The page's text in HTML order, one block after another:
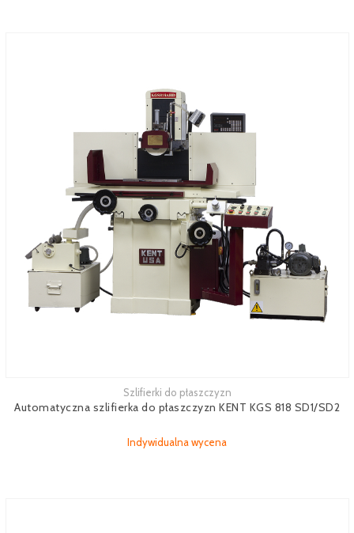
Szlifierki do płaszczyzn
Automatyczna szlifierka do płaszczyzn KENT KGS 818 SD1/SD2
Indywidualna wycena